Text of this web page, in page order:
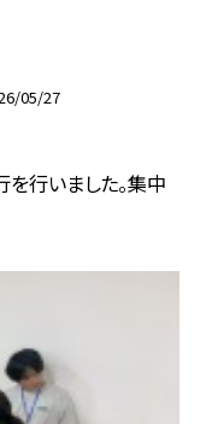
05/27
行いました。集中